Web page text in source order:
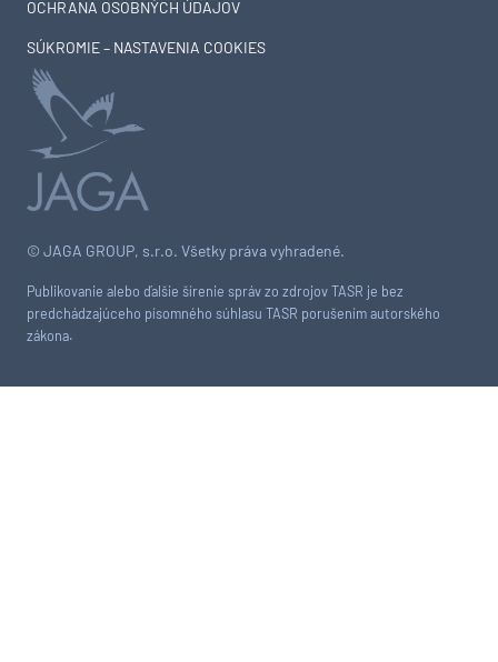
© JAGA GROUP, s.r.o. Všetky práva vyhradené.
Publikovanie alebo ďalšie šírenie správ zo zdrojov TASR je bez
predchádzajúceho písomného súhlasu TASR porušením autorského
zákona.
OCHRANA OSOBNÝCH ÚDAJOV
SÚKROMIE – NASTAVENIA COOKIES